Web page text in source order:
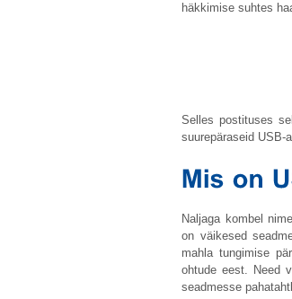
häkkimise suhtes
Selles postituses
suurepäraseid USB-
Naljaga kombel
on väikesed
mahla tungimise
ohtude eest. Need
seadmesse